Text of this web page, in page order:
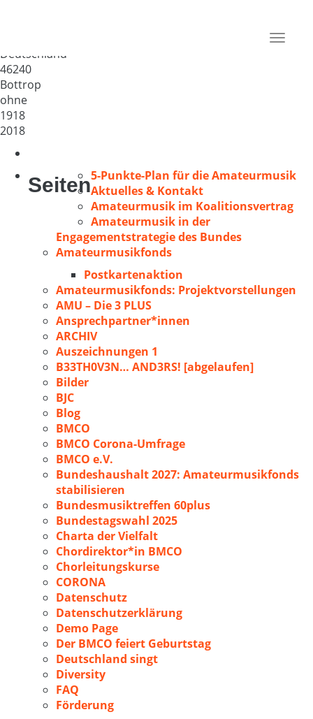
Toggle
Deutschland
46240
Bottrop
ohne
1918
2018
Seiten5-Punkte-Plan für die Amateurmusik
Aktuelles & Kontakt
Amateurmusik im Koalitionsvertrag
Amateurmusik in der
Engagementstrategie des Bundes
Amateurmusikfonds
Postkartenaktion
Amateurmusikfonds: Projektvorstellungen
AMU – Die 3 PLUS
Ansprechpartner*innen
ARCHIV
Auszeichnungen 1
B33TH0V3N… AND3RS! [abgelaufen]
Bilder
BJC
Blog
BMCO
BMCO Corona-Umfrage
BMCO e.V.
Bundeshaushalt 2027: Amateurmusikfonds
stabilisieren
Bundesmusiktreffen 60plus
Bundestagswahl 2025
Charta der Vielfalt
Chordirektor*in BMCO
Chorleitungskurse
CORONA
Datenschutz
Datenschutzerklärung
Demo Page
Der BMCO feiert Geburtstag
Deutschland singt
Diversity
FAQ
Förderung